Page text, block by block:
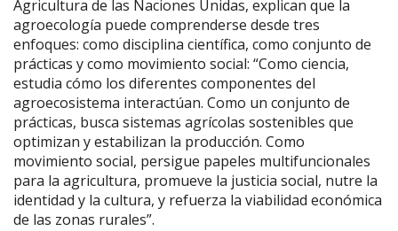
Agricultura de las Naciones Unidas, explican que la
agroecología puede comprenderse desde tres
enfoques: como disciplina científica, como conjunto de
prácticas y como movimiento social: “Como ciencia,
estudia cómo los diferentes componentes del
agroecosistema interactúan. Como un conjunto de
prácticas, busca sistemas agrícolas sostenibles que
optimizan y estabilizan la producción. Como
movimiento social, persigue papeles multifuncionales
para la agricultura, promueve la justicia social, nutre la
identidad y la cultura, y refuerza la viabilidad económica
de las zonas rurales”.